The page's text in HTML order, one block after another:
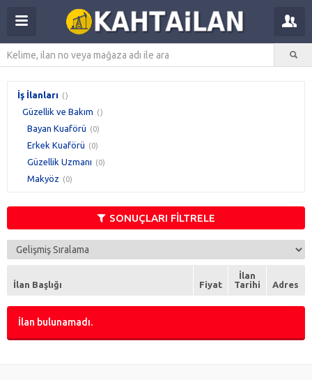
İş İlanları ()
Güzellik ve Bakım ()
Bayan Kuaförü (0)
Erkek Kuaförü (0)
Güzellik Uzmanı (0)
Makyöz (0)
SONUÇLARI FİLTRELE
İlan Başlığı Fiyat
İlan
Tarihi
Adres
İlan bulunamadı.